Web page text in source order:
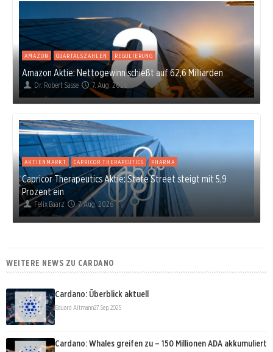
AMAZON QUARTALSZAHLEN REGULIERUNG
Amazon Aktie: Nettogewinn schießt auf 62,6 Milliarden
Dr. Robert Sasse 7. Aug. 2026
AKTIENMARKT CAPRICOR THERAPEUTICS PHARMA
Capricor Therapeutics Aktie: State Street steigt mit 5,9
Prozent ein
Felix Baarz 7. Aug. 2026
WEITERE NEWS ZU CARDANO
Cardano: Überblick aktuell
Eduard Altmann27. Sep. 2025
Cardano: Whales greifen zu – 150 Millionen ADA akkumuliert